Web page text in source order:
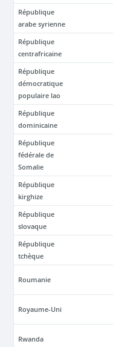
République
arabe syrienne
République
centrafricaine
République
démocratique
populaire lao
République
dominicaine
République
fédérale de
Somalie
République
kirghize
République
slovaque
République
tchèque
Roumanie
Royaume-Uni
Rwanda